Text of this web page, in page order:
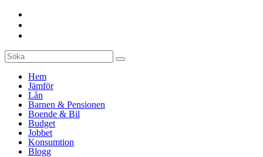
Hem
Jämför
Lån
Barnen & Pensionen
Boende & Bil
Budget
Jobbet
Konsumtion
Blogg